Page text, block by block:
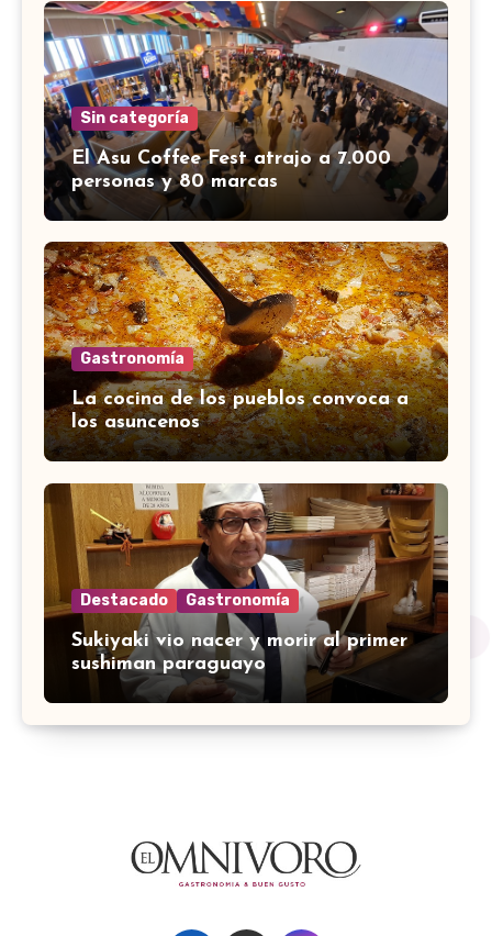
Sin categoría
El Asu Coffee Fest atrajo a 7.000
personas y 80 marcas
Gastronomía
La cocina de los pueblos convoca a
los asuncenos
Destacado Gastronomía
Sukiyaki vio nacer y morir al primer
sushiman paraguayo